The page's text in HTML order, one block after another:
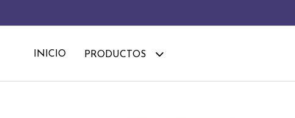
INICIO PRODUCTOS